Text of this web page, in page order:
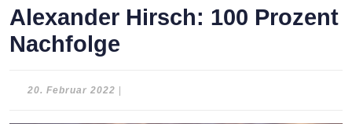
Alexander Hirsch: 100 Prozent
Nachfolge
20. Februar 2022 20.